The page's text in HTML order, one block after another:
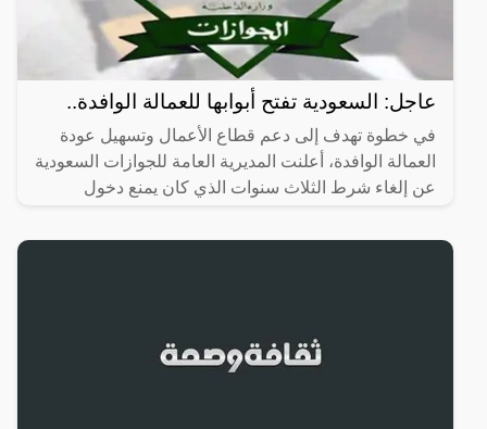
عاجل: السعودية تفتح أبوابها للعمالة الوافدة..
في خطوة تهدف إلى دعم قطاع الأعمال وتسهيل عودة
العمالة الوافدة، أعلنت المديرية العامة للجوازات السعودية
عن إلغاء شرط الثلاث سنوات الذي كان يمنع دخول